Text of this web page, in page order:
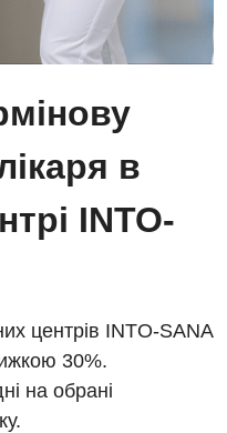
в
INTO-
центрів INTO-SANA
30%.
на обрані